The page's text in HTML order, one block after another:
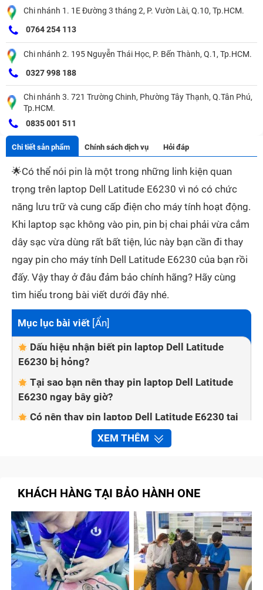
Chi nhánh 1. 1E Đường 3 tháng 2, P. Vườn Lài, Q.10, Tp.HCM.
0764 254 113
Chi nhánh 2. 195 Nguyễn Thái Học, P. Bến Thành, Q.1, Tp.HCM.
0327 998 188
Chi nhánh 3. 721 Trường Chinh, Phường Tây Thạnh, Q.Tân Phú,
Tp.HCM.
0835 001 511
Chi tiết sản phẩm Chính sách dịch vụ Hỏi đáp
🌟Có thể nói pin là một trong những linh kiện quan
trọng trên laptop Dell Latitude E6230 vì nó có chức
năng lưu trữ và cung cấp điện cho máy tính hoạt động.
Khi laptop sạc không vào pin, pin bị chai phải vừa cắm
dây sạc vừa dùng rất bất tiện, lúc này bạn cần đi thay
ngay pin cho máy tính Dell Latitude E6230 của bạn rồi
đấy. Vậy thay ở đâu đảm bảo chính hãng? Hãy cùng
tìm hiểu trong bài viết dưới đây nhé.
Mục lục bài viết [Ẩn]
Dấu hiệu nhận biết pin laptop Dell Latitude
E6230 bị hỏng?
Tại sao bạn nên thay pin laptop Dell Latitude
E6230 ngay bây giờ?
Có nên thay pin laptop Dell Latitude E6230 tại
Quy trình sửa chữa tại trung tâm Bảo Hành
One
Bước 1: Kiểm tra pin laptop Dell Latitude
E6230 phù hợp
Bước 2: Báo giá cho khách hàng
Bước 3: Lắp pin laptop Dell Latitude E6230
XEM THÊM
KHÁCH HÀNG TẠI BẢO HÀNH ONE